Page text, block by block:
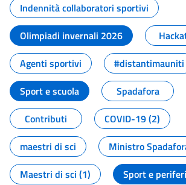
Indennità collaboratori sportivi
Olimpiadi invernali 2026
Agenti sportivi
#distantimauniti
Sport e scuola
Spadafora
Contributi
COVID-19 (2)
maestri di sci
Ministro
Maestri di sci (1)
Sport e